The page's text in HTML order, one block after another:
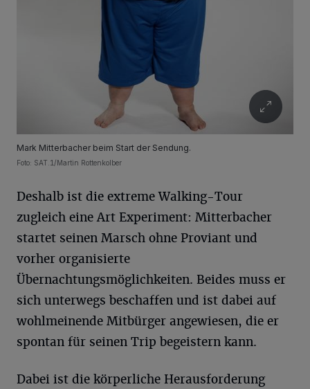
Mark Mitterbacher beim Start der Sendung.
Foto: SAT.1/Martin Rottenkolber
Deshalb ist die extreme Walking-Tour
zugleich eine Art Experiment: Mitterbacher
startet seinen Marsch ohne Proviant und
vorher organisierte
Übernachtungsmöglichkeiten. Beides muss er
sich unterwegs beschaffen und ist dabei auf
wohlmeinende Mitbürger angewiesen, die er
spontan für seinen Trip begeistern kann.
Dabei ist die körperliche Herausforderung